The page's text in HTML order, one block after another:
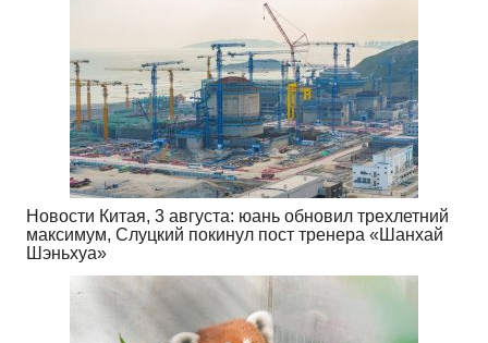
Новости Китая, 3 августа: юань обновил трехлетний
максимум, Слуцкий покинул пост тренера «Шанхай
Шэньхуа»